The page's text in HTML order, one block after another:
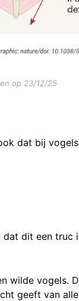
op 23/12/25
dat bij
dit een truc
wilde vogels.
geeft van